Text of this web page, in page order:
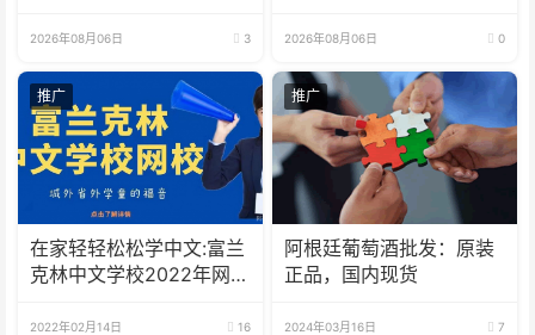
2026年08月06日 3 2026年08月06日 0
推广
在家轻轻松松学中文:富兰
克林中文学校2022年网校
2022年02月14日 16
推广
阿根廷葡萄酒批发：原装
正品，国内现货
2024年03月16日 7